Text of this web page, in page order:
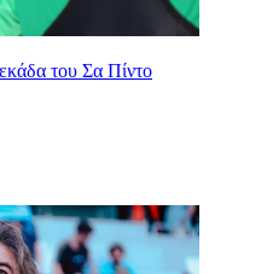
του Σα Πίντο